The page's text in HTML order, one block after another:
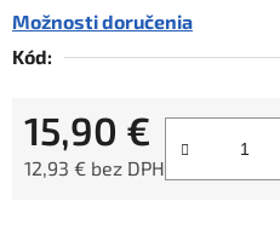
Možnosti doručenia
Kód:
15,90 €
12,93 € bez DPH